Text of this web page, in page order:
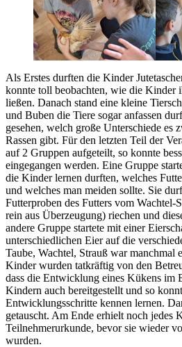
Als Erstes durften die Kinder
konnte toll beobachten, wie die Kinder
ließen. Danach stand eine kleine
und Buben die Tiere sogar anfassen
gesehen, welch große Unterschiede es
Rassen gibt. Für den letzten Teil der
auf 2 Gruppen aufgeteilt, so konnte
eingegangen werden. Eine Gruppe
die Kinder lernen durften, welches
und welches man meiden sollte. Sie
Futterproben des Futters vom Wachtel-
rein aus Überzeugung) riechen und
andere Gruppe startete mit einer
unterschiedlichen Eier auf die
Taube, Wachtel, Strauß war manchmal
Kinder wurden tatkräftig von den
dass die Entwicklung eines Kükens im
Kindern auch bereitgestellt und so
Entwicklungsschritte kennen lernen.
getauscht. Am Ende erhielt noch jedes
Teilnehmerurkunde, bevor sie wieder
wurden.